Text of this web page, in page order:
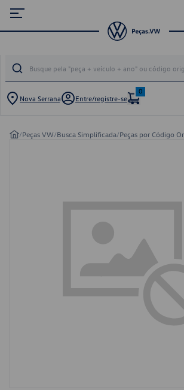
Nova Serrana Entre/registre-se
0
/Peças VW/Busca Simplificada/Peças por Código